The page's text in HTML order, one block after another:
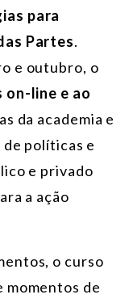
para
Partes.
e outubro, o
on-line e ao
da academia e
políticas e
e privado
a ação
o curso
momentos de